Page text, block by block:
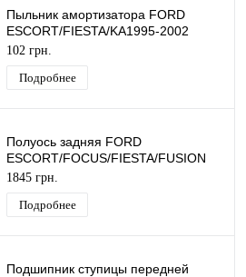
Пыльник амортизатора FORD
ESCORT/FIESTA/KA1995-2002
MEKSAN
102 грн.
Подробнее
Полуось задняя FORD
ESCORT/FOCUS/FIESTA/FUSION
1995-2012 HMPX
1845 грн.
Подробнее
Подшипник ступицы передней